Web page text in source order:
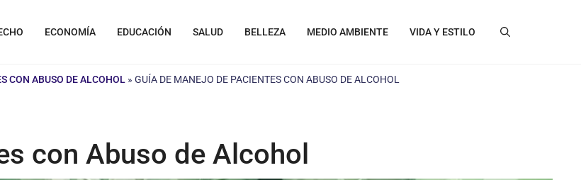
ECONOMÍA EDUCACIÓN SALUD BELLEZA MEDIO AMBIENTE VIDA Y ESTILO
CON ABUSO DE ALCOHOL » GUÍA DE MANEJO DE PACIENTES CON ABUSO DE ALCOHOL
con Abuso de Alcohol